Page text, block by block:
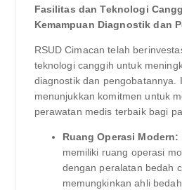
Fasilitas dan Teknologi
Kemampuan Diagnostik dan
RSUD Cimacan telah
teknologi canggih untuk
diagnostik dan pengobatannya.
menunjukkan komitmen untuk
perawatan medis terbaik bagi
Ruang Operasi Modern:
memiliki ruang operasi
dengan peralatan bedah
memungkinkan ahli